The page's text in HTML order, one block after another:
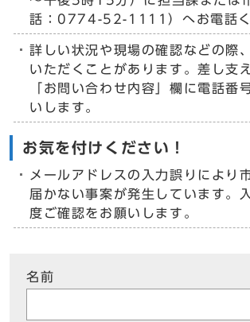
話：0774-52-1111）へお電話く
詳しい状況や現場の確認などの際
いただくことがあります。差し支
「お問い合わせ内容」欄に電話番
いします。
お気を付けください！
メールアドレスの入力誤りにより
届かない事案が発生しています。
度ご確認をお願いします。
名前